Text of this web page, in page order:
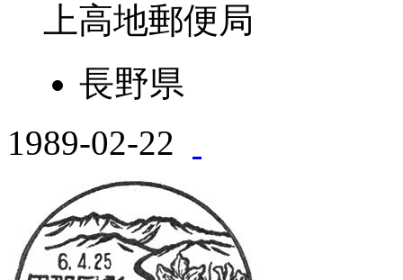
上高地郵便局
長野県
1989-02-22